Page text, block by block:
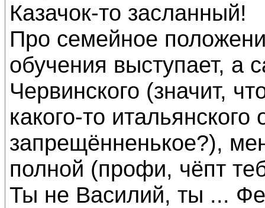
Казачок-то засланный!
Про семейное
обучения выступает, а
Червинского (значит,
какого-то
запрещённенькое?),
полной (профи, чёпт
Ты не Василий, ты ...